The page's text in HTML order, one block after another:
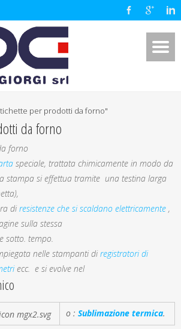
per prodotti da forno"
da forno
forno
speciale, trattata chimicamente in modo da
stampa si effettua tramite una testina larga
di resistenze che si scaldano elettricamente ,
sulla stessa
sotto. tempo.
nelle stampanti di registratori di
ecc. e si evolve nel
o : Sublimazione termica.